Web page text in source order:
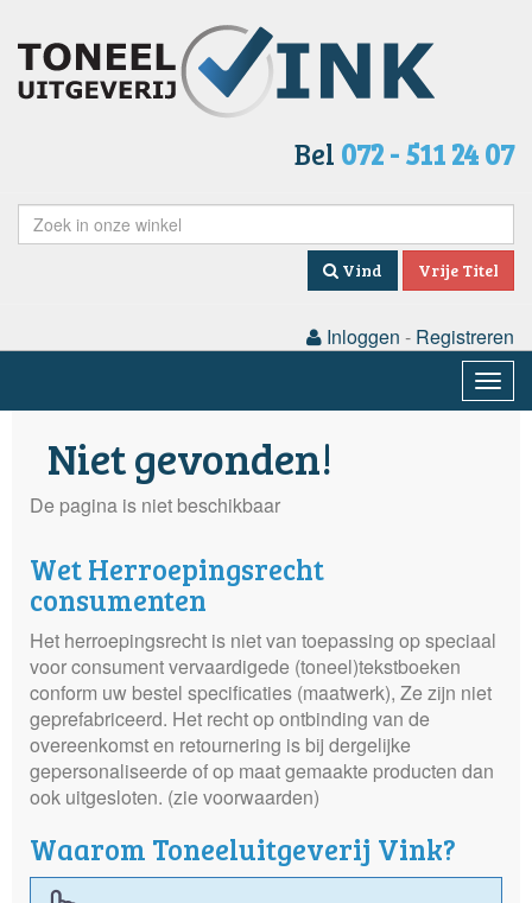
Bel 072 - 511 24 07
Vind Vrije Titel
Inloggen - Registreren
Niet gevonden!
De pagina is niet beschikbaar
Wet Herroepingsrecht
consumenten
Het herroepingsrecht is niet van toepassing op speciaal
voor consument vervaardigede (toneel)tekstboeken
conform uw bestel specificaties (maatwerk), Ze zijn niet
geprefabriceerd. Het recht op ontbinding van de
overeenkomst en retournering is bij dergelijke
gepersonaliseerde of op maat gemaakte producten dan
ook uitgesloten. (zie voorwaarden)
Waarom Toneeluitgeverij Vink?